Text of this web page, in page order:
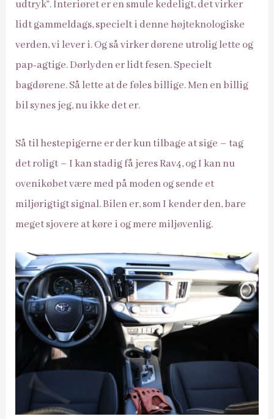
udtryk”. Interiøret er en smule kedeligt, det virker
lidt gammeldags, specielt i denne højteknologiske
verden, vi lever i. Og så virker dørene utrolig lette og
pap-agtige. Dørlyden er lidt fesen. Specielt
bagdørene. Så lette at de føles billige. Men en billig
bil synes jeg, nu ikke det er.
Så til hestepigerne er der kun tilbage at sige – tag
det roligt – I kan stadig få jeres Rav4, og I kan nu
ovenikøbet være med på moden og sende et
miljørigtigt signal. Bilen er, som I kender den, bare
meget sjovere at køre i og mere miljøvenlig.